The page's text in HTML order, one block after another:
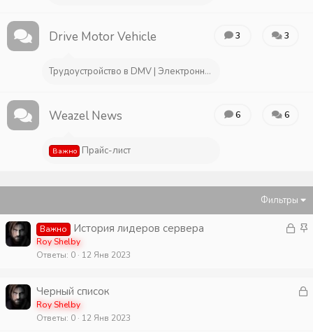
Drive Motor Vehicle 3 3
Трудоустройство в DMV | Электронные заявления.
Weazel News 6 6
Важно Прайс-лист
Фильтры
З
ы
З
е
Важно История лидеров сервера
Roy Shelby
Ответы 0 12 Янв 2023
З
Черный список
Roy Shelby
Ответы 0 12 Янв 2023